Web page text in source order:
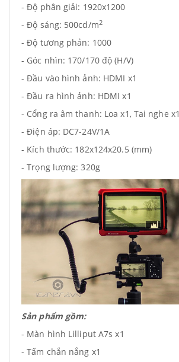
- Độ phân giải: 1920x1200
- Độ sáng: 500cd/m2
- Độ tương phản: 1000
- Góc nhìn: 170/170 độ (H/V)
- Đầu vào hình ảnh: HDMI x1
- Đầu ra hình ảnh: HDMI x1
- Cổng ra âm thanh: Loa x1, Tai nghe x1
- Điện áp: DC7-24V/1A
- Kích thước: 182x124x20.5 (mm)
- Trọng lượng: 320g
Sản phẩm gồm:
- Màn hình Lilliput A7s x1
- Tấm chắn nắng x1